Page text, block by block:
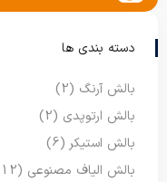
دسته بندی ها
بالش آرنگ (2)
بالش ارتوپدی (2)
بالش استیکر(6)
بالش الیاف مصنوعی (12)